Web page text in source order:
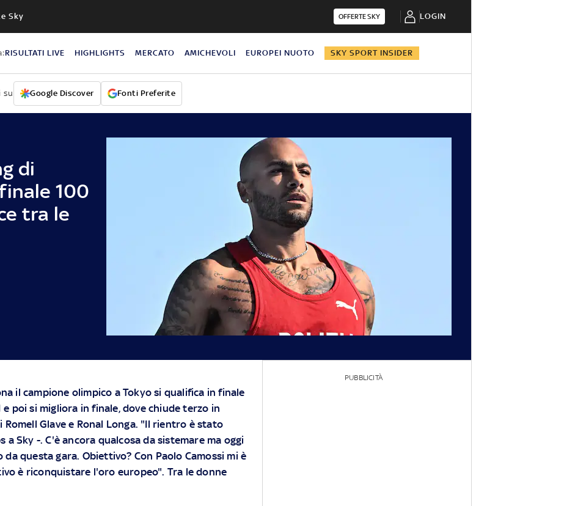
Sky OFFERTE SKY LOGIN
RISULTATI LIVE HIGHLIGHTS MERCATO AMICHEVOLI EUROPEI NUOTO SKY SPORT INSIDER
su Google Discover Fonti Preferite
di
100
tra le
il campione olimpico a Tokyo si qualifica in finale
e poi si migliora in finale, dove chiude terzo in
Romell Glave e Ronal Longa. "Il rientro è stato
Sky -. C'è ancora qualcosa da sistemare ma oggi
questa gara. Obiettivo? Con Paolo Camossi mi è
è riconquistare l'oro europeo". Tra le donne
PUBBLICITÀ